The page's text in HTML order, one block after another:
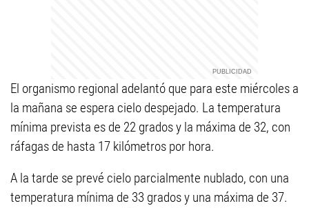
El organismo regional adelantó que para este miércoles a
la mañana se espera cielo despejado. La temperatura
mínima prevista es de 22 grados y la máxima de 32, con
ráfagas de hasta 17 kilómetros por hora.
A la tarde se prevé cielo parcialmente nublado, con una
temperatura mínima de 33 grados y una máxima de 37.